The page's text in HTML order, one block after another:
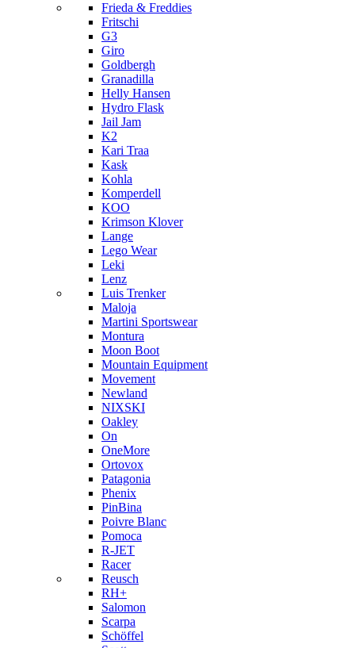
Frieda & Freddies
Fritschi
G3
Giro
Goldbergh
Granadilla
Helly Hansen
Hydro Flask
Jail Jam
K2
Kari Traa
Kask
Kohla
Komperdell
KOO
Krimson Klover
Lange
Lego Wear
Leki
Lenz
Luis Trenker
Maloja
Martini Sportswear
Montura
Moon Boot
Mountain Equipment
Movement
Newland
NIXSKI
Oakley
On
OneMore
Ortovox
Patagonia
Phenix
PinBina
Poivre Blanc
Pomoca
R-JET
Racer
Reusch
RH+
Salomon
Scarpa
Schöffel